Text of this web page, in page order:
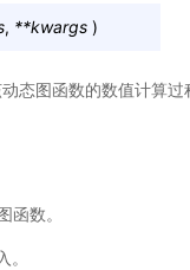
, **kwargs )
态图函数的数值计算过
数。